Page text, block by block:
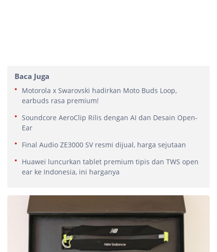
Baca Juga
Motorola x Swarovski hadirkan Moto Buds Loop,
earbuds rasa premium!
Soundcore AeroClip Rilis dengan AI dan Desain Open-
Ear
Final Audio ZE3000 SV resmi dijual, harga sejutaan
Huawei luncurkan tablet premium tipis dan TWS open
ear ke Indonesia, ini harganya